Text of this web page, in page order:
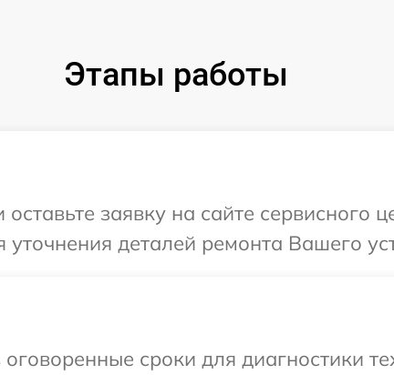
Этапы работы
заявку на сайте сервисного
деталей ремонта Вашего
сроки для диагностики